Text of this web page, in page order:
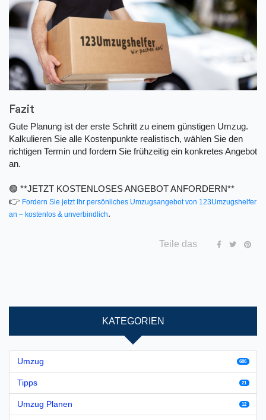
Fazit
Gute Planung ist der erste Schritt zu einem günstigen Umzug.
Kalkulieren Sie alle Kostenpunkte realistisch, wählen Sie den
richtigen Termin und fordern Sie frühzeitig ein konkretes Angebot
an.
🟢 **JETZT KOSTENLOSES ANGEBOT ANFORDERN**
👉 Fordern Sie jetzt Ihr persönliches Umzugsangebot von 123Umzugshelfer
an – kostenlos & unverbindlich.
Teile das
KATEGORIEN
Umzug 686
Tipps 21
Umzug Planen 12